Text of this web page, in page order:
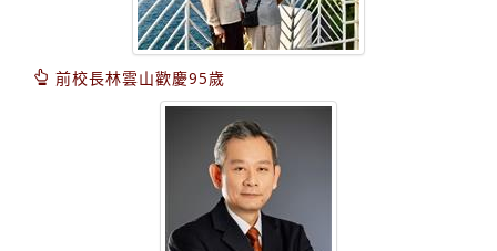
前校長林雲山歡慶95歲